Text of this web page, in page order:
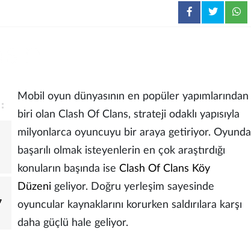
Mobil oyun dünyasının en popüler yapımlarından
biri olan Clash Of Clans, strateji odaklı yapısıyla
milyonlarca oyuncuyu bir araya getiriyor. Oyunda
başarılı olmak isteyenlerin en çok araştırdığı
konuların başında ise Clash Of Clans Köy
Düzeni geliyor. Doğru yerleşim sayesinde
oyuncular kaynaklarını korurken saldırılara karşı
daha güçlü hale geliyor.